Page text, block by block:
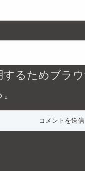
るためブラ